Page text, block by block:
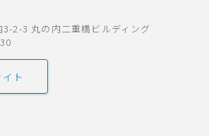
2-3 丸の内二重橋ビルディング
ト